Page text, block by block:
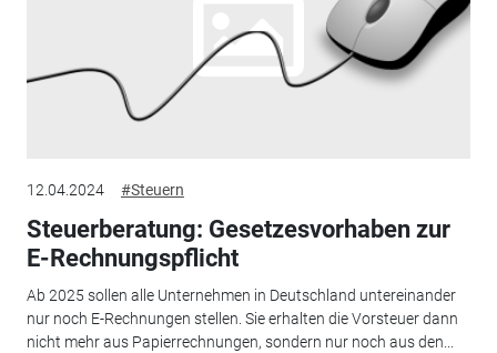
12.04.2024 #Steuern
Steuerberatung: Gesetzesvorhaben zur
E-Rechnungspflicht
Ab 2025 sollen alle Unternehmen in Deutschland untereinander
nur noch E-Rechnungen stellen. Sie erhalten die Vorsteuer dann
nicht mehr aus Papierrechnungen, sondern nur noch aus den...